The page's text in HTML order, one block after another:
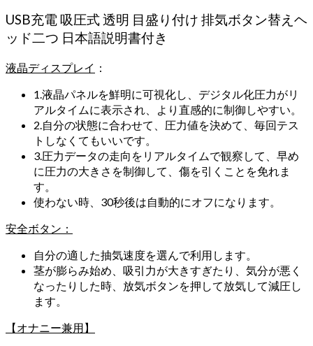
USB充電 吸圧式 透明 目盛り付け 排気ボタン替えヘ
ッド二つ 日本語説明書付き
液晶ディスプレイ ：
1.液晶パネルを鮮明に可視化し、デジタル化圧力がリ
アルタイムに表示され、より直感的に制御しやすい。
2.自分の状態に合わせて、圧力値を決めて、毎回テス
トしなくてもいいです。
3.圧力データの走向をリアルタイムで観察して、早め
に圧力の大きさを制御して、傷を引くことを免れま
す。
使わない時、30秒後は自動的にオフになります。
安全ボタン：
自分の適した抽気速度を選んで利用します。
茎が膨らみ始め、吸引力が大きすぎたり、気分が悪く
なったりした時、放気ボタンを押して放気して減圧し
ます。
【オナニー兼用】